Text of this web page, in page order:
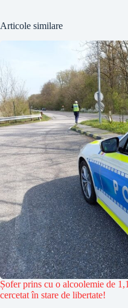
Articole similare
Șofer prins cu o alcoolemie de
cercetat în stare de libertate!